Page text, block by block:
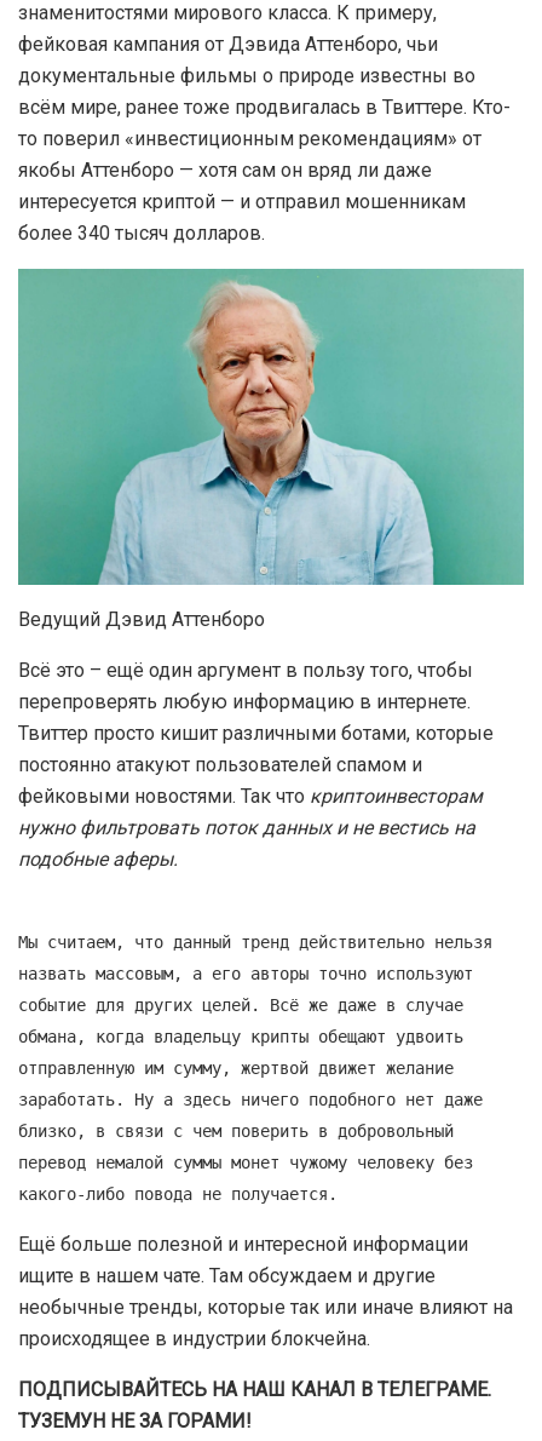
знаменитостями мирового класса. К примеру,
фейковая кампания от Дэвида Аттенборо, чьи
документальные фильмы о природе известны во
всём мире, ранее тоже продвигалась в Твиттере. Кто-
то поверил «инвестиционным рекомендациям» от
якобы Аттенборо — хотя сам он вряд ли даже
интересуется криптой — и отправил мошенникам
более 340 тысяч долларов.
Ведущий Дэвид Аттенборо
Всё это – ещё один аргумент в пользу того, чтобы
перепроверять любую информацию в интернете.
Твиттер просто кишит различными ботами, которые
постоянно атакуют пользователей спамом и
фейковыми новостями. Так что криптоинвесторам
нужно фильтровать поток данных и не вестись на
подобные аферы.
Мы считаем, что данный тренд действительно нельзя
назвать массовым, а его авторы точно используют
событие для других целей. Всё же даже в случае
обмана, когда владельцу крипты обещают удвоить
отправленную им сумму, жертвой движет желание
заработать. Ну а здесь ничего подобного нет даже
близко, в связи с чем поверить в добровольный
перевод немалой суммы монет чужому человеку без
какого-либо повода не получается.
Ещё больше полезной и интересной информации
ищите в нашем чате. Там обсуждаем и другие
необычные тренды, которые так или иначе влияют на
происходящее в индустрии блокчейна.
ПОДПИСЫВАЙТЕСЬ НА НАШ КАНАЛ В ТЕЛЕГРАМЕ.
ТУЗЕМУН НЕ ЗА ГОРАМИ!